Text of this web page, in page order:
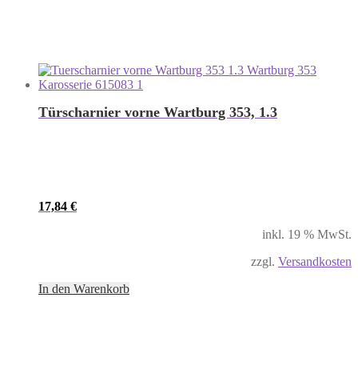
Türscharnier vorne Wartburg 353, 1.3
17,84 €
inkl. 19 % MwSt.
zzgl. Versandkosten
In den Warenkorb